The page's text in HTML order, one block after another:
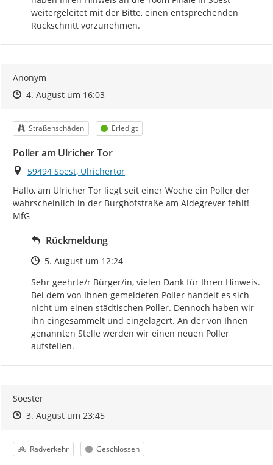
weitergeleitet mit der Bitte, einen entsprechenden
Rückschnitt vorzunehmen.
Anonym
Zeitpunkt des Erstellens
Zeitpunkt des Erstellens
4. August um 16:03Zur Äußerung
Kategorie
Straßenschäden Status
Erledigt
Poller am Ulricher Tor
Ort
59494 Soest, Ulrichertor
Hallo, am Ulricher Tor liegt seit einer Woche ein Poller der
wahrscheinlich in der Burghofstraße am Aldegrever fehlt!
MfG
Rückmeldung
Zeitpunkt des Erstellens
5. August um 12:24
Sehr geehrte/r Bürger/in, vielen Dank für Ihren Hinweis.
Bei dem von Ihnen gemeldeten Poller handelt es sich
nicht um einen städtischen Poller. Dennoch haben wir
ihn eingesammelt und eingelagert. An der von Ihnen
genannten Stelle werden wir einen neuen Poller
aufstellen.
Soester
Zeitpunkt des Erstellens
Zeitpunkt des Erstellens
3. August um 23:45Zur Äußerung
Kategorie
Radverkehr Status
Geschlossen